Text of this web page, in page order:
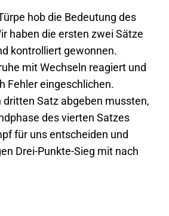
hob die Bedeutung des
haben die ersten zwei Sätze
kontrolliert gewonnen.
mit Wechseln reagiert und
Fehler eingeschlichen.
dritten Satz abgeben mussten,
des vierten Satzes
für uns entscheiden und
Drei-Punkte-Sieg mit nach